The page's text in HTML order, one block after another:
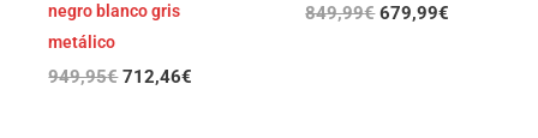
negro blanco gris
metálico
949,95€ 712,46€
849,99€ 679,99€